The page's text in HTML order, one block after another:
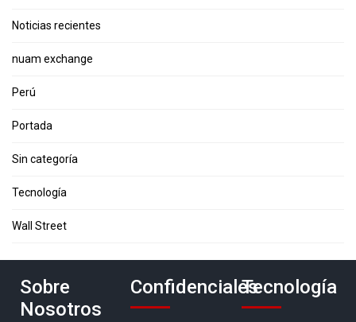
Noticias recientes
nuam exchange
Perú
Portada
Sin categoría
Tecnología
Wall Street
Sobre
Nosotros
ConfidencialesTecnología